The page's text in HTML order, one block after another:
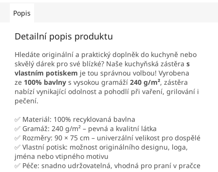
Popis
Detailní popis produktu
Hledáte originální a praktický doplněk do kuchyně nebo
skvělý dárek pro své blízké? Naše kuchyňská zástěra s
vlastním potiskem je tou správnou volbou! Vyrobena
ze 100% bavlny s vysokou gramáží 240 g/m², zástěra
nabízí vynikající odolnost a pohodlí při vaření, grilování i
pečení.
✅ Materiál: 100% recyklovaná bavlna
✅ Gramáž: 240 g/m² – pevná a kvalitní látka
✅ Rozměry: 90 × 75 cm – univerzální velikost pro dospělé
✅ Vlastní potisk: možnost originálního designu, loga,
jména nebo vtipného motivu
✅ Péče: snadno udržovatelná, vhodná pro praní v pračce